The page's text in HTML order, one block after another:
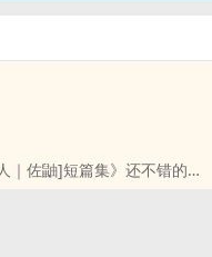
｜佐鼬]短篇集》还不错的